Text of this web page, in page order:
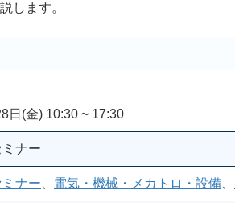
します。
日(金) 10:30 ~ 17:30
ナー
ナー 電気・機械・メカトロ・設備